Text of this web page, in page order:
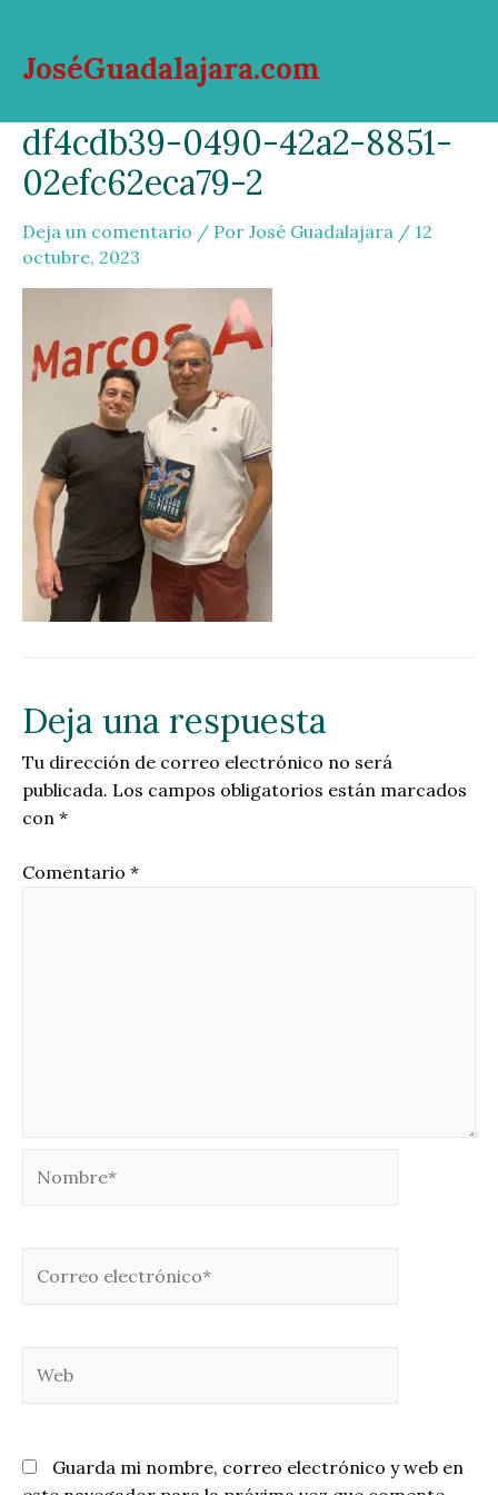
contenido
JoséGuadalajara.com
df4cdb39-0490-42a2-8851-
02efc62eca79-2
Deja un comentario / Por José Guadalajara / 12
octubre, 2023
Deja una respuesta
Tu dirección de correo electrónico no será
publicada. Los campos obligatorios están marcados
con *
Comentario *
electrónico*
Guarda mi nombre, correo electrónico y web en